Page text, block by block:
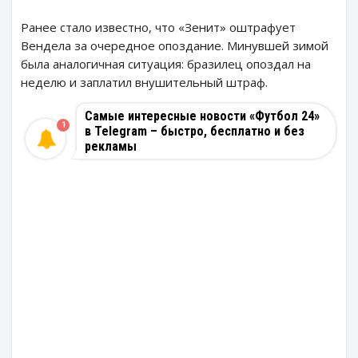
Ранее стало известно, что «Зенит» оштрафует
Вендела за очередное опоздание. Минувшей зимой
была аналогичная ситуация: бразилец опоздал на
неделю и заплатил внушительный штраф.
Самые интересные новости «Футбол 24»
в Telegram – быстро, бесплатно и без
рекламы
1